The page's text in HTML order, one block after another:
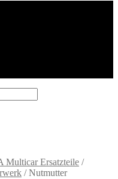
Multicar Ersatzteile /
/Nutmutter